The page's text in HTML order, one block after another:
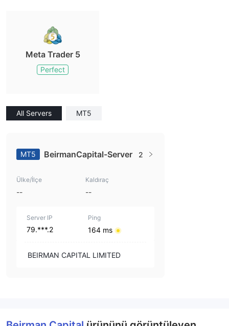
Meta Trader 5
Perfect
All Servers MT5
MT5 BeirmanCapital-Server 2
Ülke/İlçe
--
Kaldıraç
--
Server IP
79.***.2
Ping
164 ms
BEIRMAN CAPITAL LIMITED